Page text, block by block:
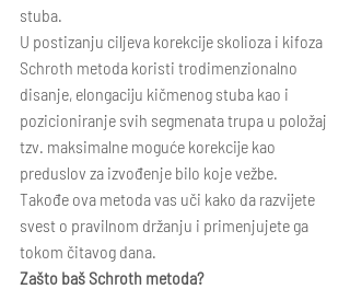
stuba.
U postizanju ciljeva korekcije skolioza i kifoza
Schroth metoda koristi trodimenzionalno
disanje, elongaciju kičmenog stuba kao i
pozicioniranje svih segmenata trupa u položaj
tzv. maksimalne moguće korekcije kao
preduslov za izvođenje bilo koje vežbe.
Takođe ova metoda vas uči kako da razvijete
svest o pravilnom držanju i primenjujete ga
tokom čitavog dana.
Zašto baš Schroth metoda?